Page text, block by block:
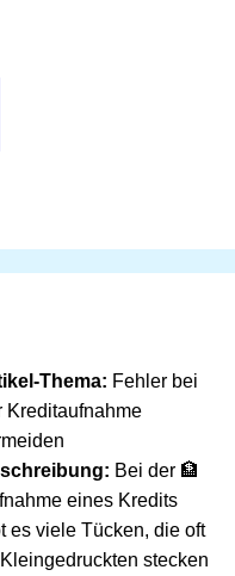
Thema: Fehler bei
Kreditaufnahme
Bei der 🏦
eines Kredits
es viele Tücken, die oft
stecken